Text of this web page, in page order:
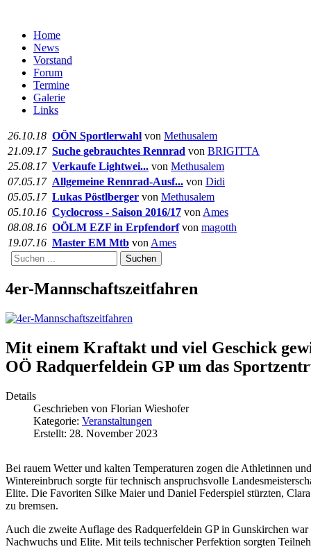
Home
News
Vorstand
Forum
Termine
Galerie
Links
26.10.18 OÖN Sportlerwahl von Methusalem
21.09.17 Suche gebrauchtes Rennrad von BRIGITTA
25.08.17 Verkaufe Lightwei... von Methusalem
07.05.17 Allgemeine Rennrad-Ausf... von Didi
05.05.17 Lukas Pöstlberger von Methusalem
05.10.16 Cyclocross - Saison 2016/17 von Ames
08.08.16 OÖLM EZF in Erpfendorfvon magotth
19.07.16 Master EM Mtb von Ames
Suchen
4er-Mannschaftszeitfahren
Mit einem Kraftakt und viel Geschick
OÖ Radquerfeldein GP um das
Details
Geschrieben von Florian Wieshofer
Kategorie: Veranstaltungen
Erstellt: 28. November 2023
Bei rauem Wetter und kalten Temperaturen zogen die Athletinnen
Wintereinbruch sorgte für technisch anspruchsvolle
Elite. Die Favoriten Silke Maier und Daniel Federspiel stürzten,
zu bremsen.
Auch die zweite Auflage des Radquerfeldein GP in Gunskirchen
Nachwuchs und Elite. Mit teils technischer Perfektion sorgten